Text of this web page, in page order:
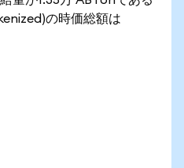
の時価総額は